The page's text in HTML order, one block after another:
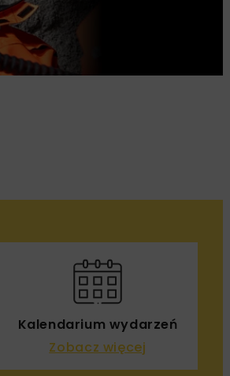
Kalendarium wydarzeń
Zobacz więcej